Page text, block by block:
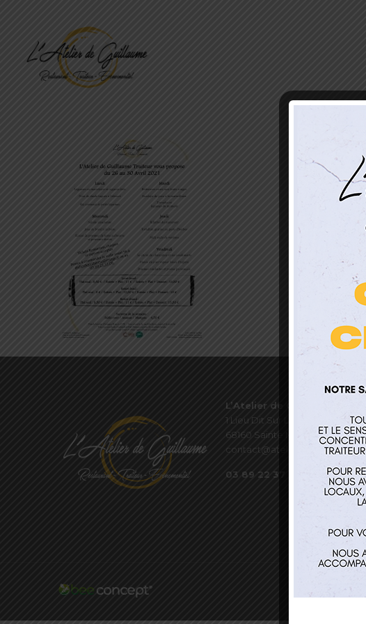
L’Atelier de Guillaume
1 Lieu Dit Sur Les Prés
68160 Sainte Marie Aux Mines
contact@atelierdeguillaume.fr
03 89 22 37 08